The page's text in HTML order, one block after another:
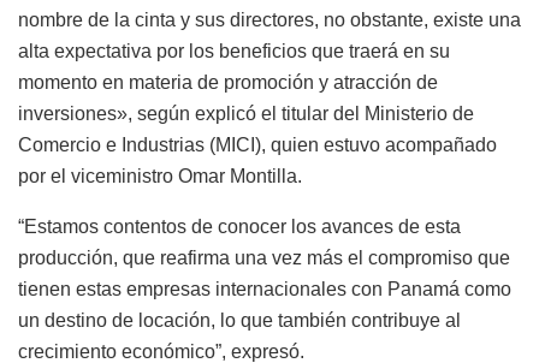
nombre de la cinta y sus directores, no obstante, existe una
alta expectativa por los beneficios que traerá en su
momento en materia de promoción y atracción de
inversiones», según explicó el titular del Ministerio de
Comercio e Industrias (MICI), quien estuvo acompañado
por el viceministro Omar Montilla.
“Estamos contentos de conocer los avances de esta
producción, que reafirma una vez más el compromiso que
tienen estas empresas internacionales con Panamá como
un destino de locación, lo que también contribuye al
crecimiento económico”, expresó.